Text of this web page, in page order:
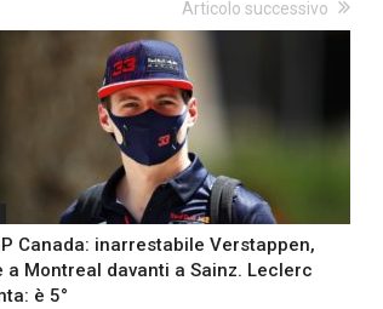
Articolo successivo
Canada: inarrestabile Verstappen,
a Montreal davanti a Sainz. Leclerc
è 5°